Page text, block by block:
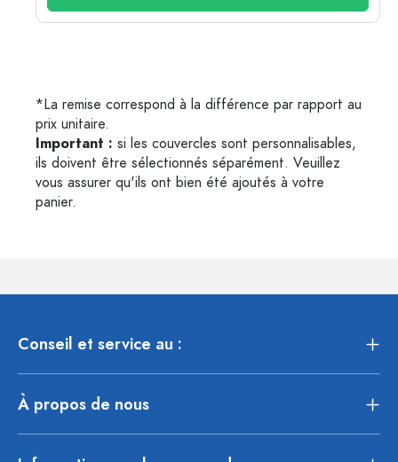
*La remise correspond à la différence par rapport au
prix unitaire.
Important : si les couvercles sont personnalisables,
ils doivent être sélectionnés séparément. Veuillez
vous assurer qu'ils ont bien été ajoutés à votre
panier.
Conseil et service au :
À propos de nous